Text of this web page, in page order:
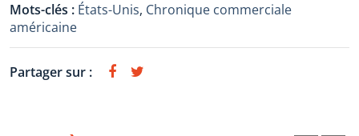
Mots-clés : États-Unis, Chronique commerciale
américaine
Partager sur :